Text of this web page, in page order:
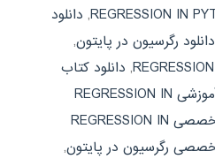
, دانلود
دانلود رگرسیون در پایتون,
, دانلود کتاب
دوره آموزشی REGRESSION IN
دوره آموزشی تخصصی REGRESSION IN
رگرسیون در پایتون,